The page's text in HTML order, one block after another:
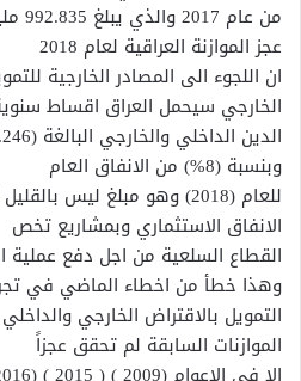
عجز الموازنة العراقية لعام 2018
ان اللجوء الى المصادر الخارجية
الخارجي سيحمل العراق اقساط
وبنسبة (8%) من الانفاق العام
للعام (2018) وهو مبلغ ليس
الانفاق الاستثماري وبمشاريع تخص
القطاع السلعية من اجل دفع عملية
وهذا خطأ من اخطاء الماضي في
التمويل بالاقتراض الخارجي
الموازنات السابقة لم تحقق عجزاً